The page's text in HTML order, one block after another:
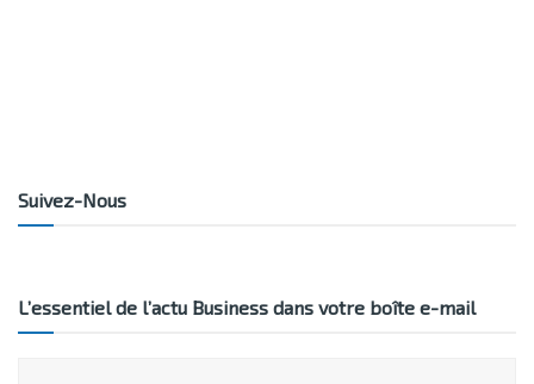
Suivez-Nous
L’essentiel de l’actu Business dans votre boîte e-mail